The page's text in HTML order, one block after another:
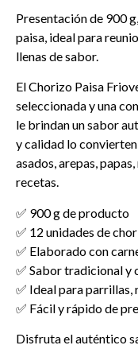
Presentación de 900
paisa, ideal para
llenas de sabor.
El Chorizo Paisa
seleccionada y una
le brindan un sabor
y calidad lo
asados, arepas,
recetas.
✅ 900 g de producto
✅ 12 unidades de
✅ Elaborado con
✅ Sabor tradicional y
✅ Ideal para parrillas,
✅ Fácil y rápido de
Disfruta el auténtico